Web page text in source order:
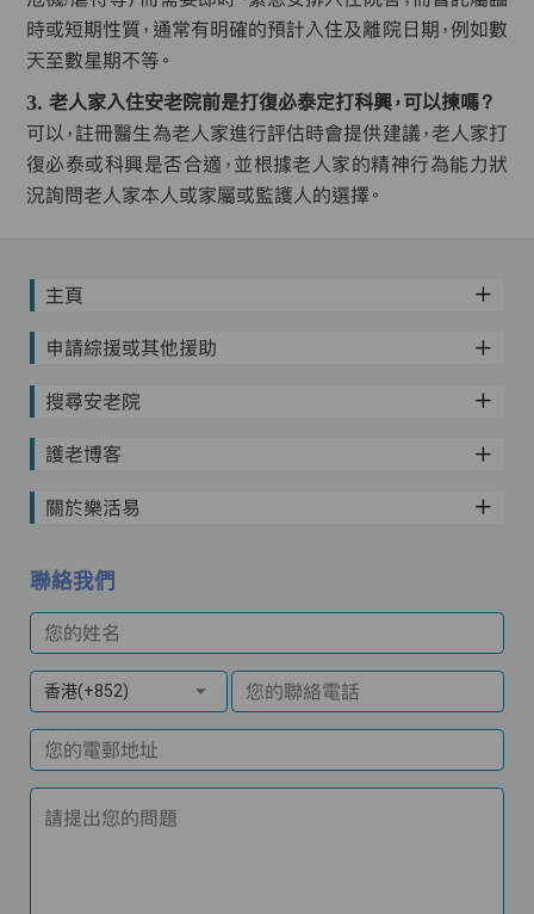
時或短期性質，通常有明確的預計入住及離院日期，例如數
天至數星期不等。
3. 老人家入住安老院前是打復必泰定打科興，可以揀嗎？
可以，註冊醫生為老人家進行評估時會提供建議，老人家打
復必泰或科興是否合適，並根據老人家的精神行為能力狀
況詢問老人家本人或家屬或監護人的選擇。
主頁
申請綜援或其他援助
搜尋安老院
護老博客
關於樂活易
聯絡我們
您的姓名
香港(+852) 您的聯絡電話
您的電郵地址
請提出您的問題